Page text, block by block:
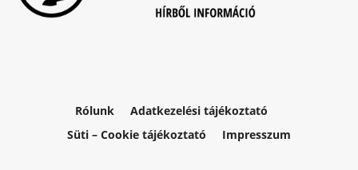
Rólunk
Adatkezelési tájékoztató
Süti – Cookie tájékoztató
Impresszum